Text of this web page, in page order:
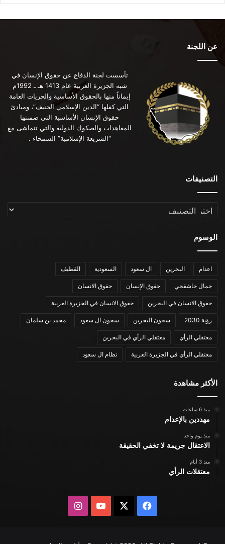
عن اللجنة
تأسست لجنة الدفاع عن حقوق الإنسان في
شبه الجزيرة العربية عام 1413 هـ ـ 1992م
إيماناً منها بالحقوق الأساسية والحريات العامة
التي كفلها “الدين الإسلامي الحنيف”، ومبادئ
حقوق الإنسان الأساسية التي ضمنتها
المعاهدات والصكوك الدولية والتي تتماشى مع
“الشريعة الإسلامية” السمحاء .
التصنيفات
التصنيفات
الوسوم
اعدام البحرين ال سعود السعودية القطيف
جمال خاشقجي حقوق الإنسان حقوق الانسان
حقوق الانسان في البحرين حقوق الانسان في الجزيرة العربية
رؤية 2030 سجون البحرين سجون ال سعود محمد بن سلمان
معتقلي الرأي معتقلي الرأي في البحرين
معتقلي الرأي في الجزيرة العربية نظام ال سعود
الأكثر مشاهدة
منذ 6 ساعات
مهددين بالإعدام
منذ يوم واحد
الاعتقال جريمة لا تخفي الحقيقة
منذ 3 أيام
معتقلات الرأي
فيسبوك يوتيوبانستقرام